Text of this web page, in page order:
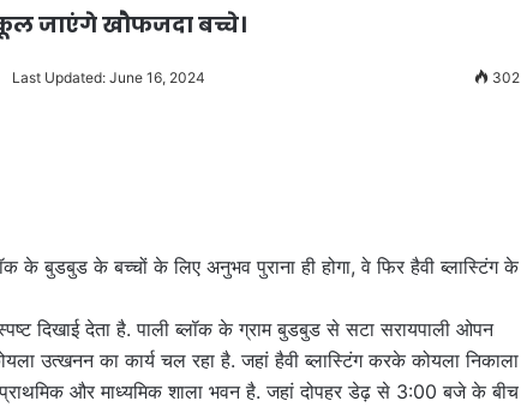
जाएंगे खौफजदा बच्चे।
Last Updated: June 16, 2024 302
के बुडबुड के बच्चों के लिए अनुभव पुराना ही होगा, वे फिर हैवी ब्लास्टिंग के
दिखाई देता है. पाली ब्लॉक के ग्राम बुडबुड से सटा सरायपाली ओपन
उत्खनन का कार्य चल रहा है. जहां हैवी ब्लास्टिंग करके कोयला निकाला
और माध्यमिक शाला भवन है. जहां दोपहर डेढ़ से 3:00 बजे के बीच